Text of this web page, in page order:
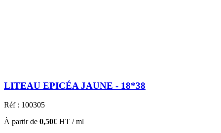
LITEAU EPICÉA JAUNE - 18*38
Réf : 100305
À partir de 0,50€ HT / ml